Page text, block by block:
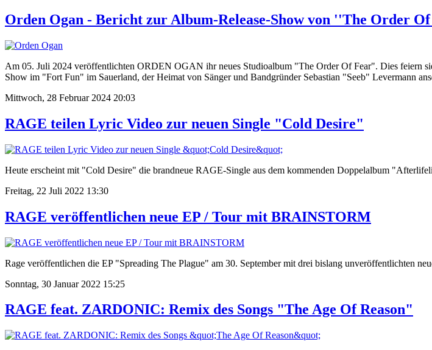
Orden Ogan - Bericht zur Album-Release-Show von ''The Order
Am 05. Juli 2024 veröffentlichten ORDEN OGAN ihr neues Studioalbum "The Order Of Fear". Dies feiern
Show im "Fort Fun" im Sauerland, der Heimat von Sänger und Bandgründer Sebastian "Seeb" Levermann
Mittwoch, 28 Februar 2024 20:03
RAGE teilen Lyric Video zur neuen Single "Cold Desire"
Heute erscheint mit "Cold Desire" die brandneue RAGE-Single aus dem kommenden Doppelalbum
Freitag, 22 Juli 2022 13:30
RAGE veröffentlichen neue EP / Tour mit BRAINSTORM
Rage veröffentlichen die EP "Spreading The Plague" am 30. September mit drei bislang unveröffentlichten
Sonntag, 30 Januar 2022 15:25
RAGE feat. ZARDONIC: Remix des Songs "The Age Of Reason"